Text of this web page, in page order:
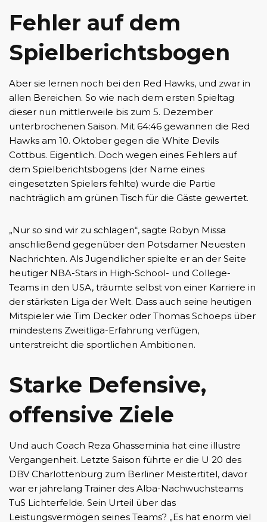
Fehler auf dem
Spielberichtsbogen
Aber sie lernen noch bei den Red Hawks, und zwar in
allen Bereichen. So wie nach dem ersten Spieltag
dieser nun mittlerweile bis zum 5. Dezember
unterbrochenen Saison. Mit 64:46 gewannen die Red
Hawks am 10. Oktober gegen die White Devils
Cottbus. Eigentlich. Doch wegen eines Fehlers auf
dem Spielberichtsbogens (der Name eines
eingesetzten Spielers fehlte) wurde die Partie
nachträglich am grünen Tisch für die Gäste gewertet.
„Nur so sind wir zu schlagen“, sagte Robyn Missa
anschließend gegenüber den Potsdamer Neuesten
Nachrichten. Als Jugendlicher spielte er an der Seite
heutiger NBA-Stars in High-School- und College-
Teams in den USA, träumte selbst von einer Karriere in
der stärksten Liga der Welt. Dass auch seine heutigen
Mitspieler wie Tim Decker oder Thomas Schoeps über
mindestens Zweitliga-Erfahrung verfügen,
unterstreicht die sportlichen Ambitionen.
Starke Defensive,
offensive Ziele
Und auch Coach Reza Ghasseminia hat eine illustre
Vergangenheit. Letzte Saison führte er die U 20 des
DBV Charlottenburg zum Berliner Meistertitel, davor
war er jahrelang Trainer des Alba-Nachwuchsteams
TuS Lichterfelde. Sein Urteil über das
Leistungsvermögen seines Teams? „Es hat enorm viel